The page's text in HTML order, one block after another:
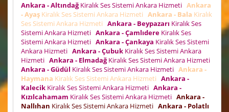
Ankara - AltındağKiralık Ses Sistemi Ankara Hizmeti Ankara
- Ayaş Kiralık Ses Sistemi Ankara Hizmeti Ankara - Bala Kiralık
Ses Sistemi Ankara Hizmeti Ankara - Beypazarı Kiralık Ses
Sistemi Ankara Hizmeti Ankara - Çamlıdere Kiralık Ses
Sistemi Ankara Hizmeti Ankara - Çankaya Kiralık Ses Sistemi
Ankara Hizmeti Ankara - Çubuk Kiralık Ses Sistemi Ankara
Hizmeti Ankara - ElmadağKiralık Ses Sistemi Ankara Hizmeti
Ankara - Güdül Kiralık Ses Sistemi Ankara Hizmeti Ankara -
Haymana Kiralık Ses Sistemi Ankara Hizmeti Ankara -
Kalecik Kiralık Ses Sistemi Ankara Hizmeti Ankara -
Kızılcahamam Kiralık Ses Sistemi Ankara Hizmeti Ankara -
Nallıhan Kiralık Ses Sistemi Ankara Hizmeti Ankara - Polatlı